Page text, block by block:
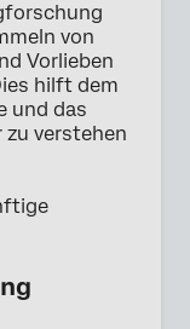
von
Vorlieben
hilft dem
und das
zu verstehen